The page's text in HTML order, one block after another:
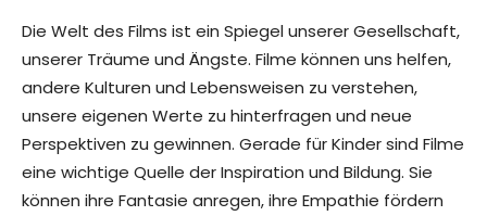
Die Welt des Films ist ein Spiegel unserer Gesellschaft,
unserer Träume und Ängste. Filme können uns helfen,
andere Kulturen und Lebensweisen zu verstehen,
unsere eigenen Werte zu hinterfragen und neue
Perspektiven zu gewinnen. Gerade für Kinder sind Filme
eine wichtige Quelle der Inspiration und Bildung. Sie
können ihre Fantasie anregen, ihre Empathie fördern